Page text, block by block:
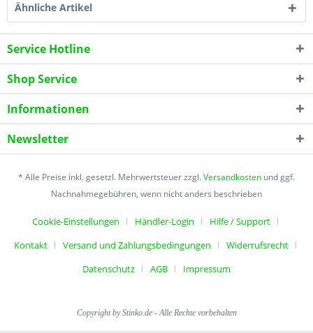
Ähnliche Artikel
Service Hotline
Shop Service
Informationen
Newsletter
* Alle Preise inkl. gesetzl. Mehrwertsteuer zzgl.Versandkosten und ggf.
Nachnahmegebühren, wenn nicht anders beschrieben
Cookie-Einstellungen Händler-Login
Hilfe / Support
Kontakt
Versand und Zahlungsbedingungen
Widerrufsrecht
Datenschutz
AGB Impressum
Copyright by Stinko.de - Alle Rechte vorbehalten